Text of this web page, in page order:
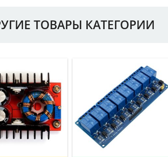
ТОВАРЫ КАТЕГОРИИ